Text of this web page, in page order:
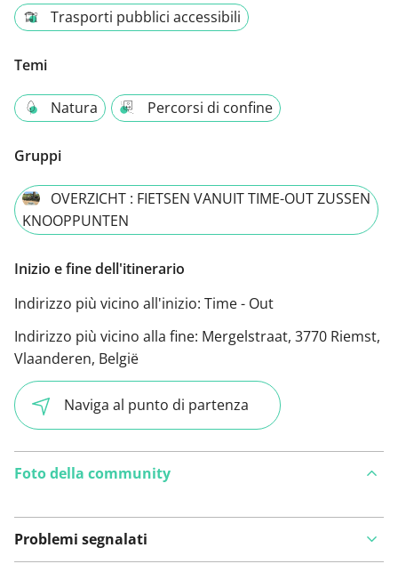
Trasporti pubblici accessibili
Temi
Natura Percorsi di confine
Gruppi
OVERZICHT : FIETSEN VANUIT TIME-OUT ZUSSEN
KNOOPPUNTEN
Inizio e fine dell'itinerario
Indirizzo più vicino all'inizio: Time - Out
Indirizzo più vicino alla fine: Mergelstraat, 3770 Riemst,
Vlaanderen, België
Naviga al punto di partenza
Foto della community
Problemi segnalati